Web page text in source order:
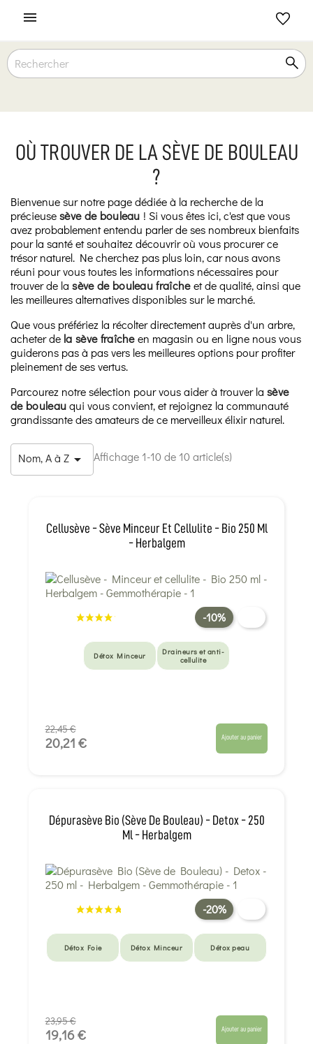

OÙ TROUVER DE LA SÈVE DE BOULEAU
?
Bienvenue sur notre page dédiée à la recherche de la
précieusesève de bouleau ! Si vous êtes ici, c'est que vous
avez probablement entendu parler de ses nombreux bienfaits
pour la santé et souhaitez découvrir où vous procurer ce
trésor naturel. Ne cherchez pas plus loin, car nous avons
réuni pour vous toutes les informations nécessaires pour
trouver de la sève de bouleau fraîcheet de qualité, ainsi que
les meilleures alternatives disponibles sur le marché.
Que vous préfériez la récolter directement auprès d'un arbre,
acheter de la sève fraîcheen magasin ou en ligne nous vous
guiderons pas à pas vers les meilleures options pour profiter
pleinement de ses vertus.
Parcourez notre sélection pour vous aider à trouver la sève
de bouleauqui vous convient, et rejoignez la communauté
grandissante des amateurs de ce merveilleux élixir naturel.
Nom, A à Z  Affichage 1-10 de 10 article(s)
Cellusève - Sève Minceur Et Cellulite - Bio 250 Ml
- Herbalgem
-10%
Détox Minceur
Draineurs et anti-
cellulite
22,45 €
20,21 € Ajouter au panier
Dépurasève Bio (Sève De Bouleau) - Detox - 250
Ml - Herbalgem
-20%
Détox Foie Détox Minceur Détox peau
23,95 €
19,16 € Ajouter au panier